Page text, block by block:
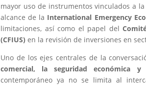
mayor uso de instrumentos vinculados a
alcance de la International Emergency
limitaciones, así como el papel del
(CFIUS) en la revisión de inversiones en
Uno de los ejes centrales de la
comercial, la seguridad económica y
contemporáneo ya no se limita al